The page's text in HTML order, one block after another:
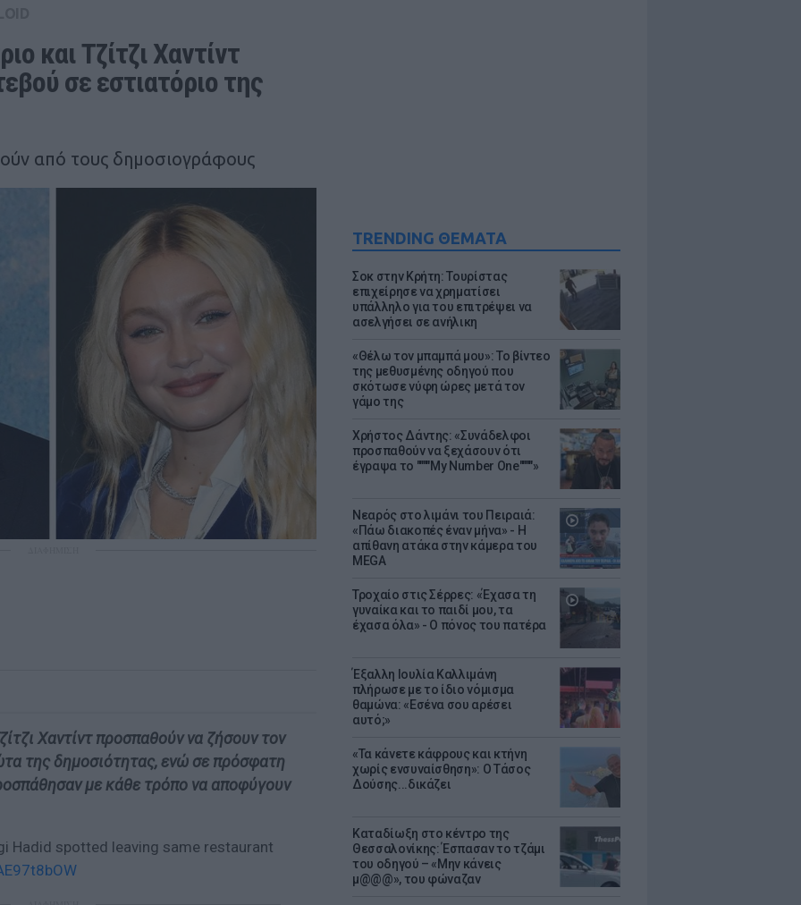
TRENDING ΘΕΜΑΤΑ
Σοκ στην Κρήτη: Τουρίστας
επιχείρησε να χρηματίσει
υπάλληλο για του επιτρέψει να
ασελγήσει σε ανήλικη
«Θέλω τον μπαμπά μου»: Το βίντεο
της μεθυσμένης οδηγού που
σκότωσε νύφη ώρες μετά τον
γάμο της
Χρήστος Δάντης: «Συνάδελφοι
προσπαθούν να ξεχάσουν ότι
έγραψα το """"My Number One""""»
Νεαρός στο λιμάνι του Πειραιά:
«Πάω διακοπές έναν μήνα» - Η
απίθανη ατάκα στην κάμερα του
MEGA
Τροχαίο στις Σέρρες: «Έχασα τη
γυναίκα και το παιδί μου, τα
έχασα όλα» - Ο πόνος του πατέρα
Έξαλλη Ιουλία Καλλιμάνη
πλήρωσε με το ίδιο νόμισμα
θαμώνα: «Εσένα σου αρέσει
αυτό;»
«Τα κάνετε κάφρους και κτήνη
χωρίς ενσυναίσθηση»: Ο Τάσος
Δούσης...δικάζει
Καταδίωξη στο κέντρο της
Θεσσαλονίκης: Έσπασαν το τζάμι
του οδηγού – «Μην κάνεις
μ@@@», του φώναζαν
και Τζίτζι Χαντίντ
σε εστιατόριο της
από τους δημοσιογράφους
Χαντίντ προσπαθούν να ζήσουν τον
της δημοσιότητας, ενώ σε πρόσφατη
με κάθε τρόπο να αποφύγουν
Hadid spotted leaving same restaurant